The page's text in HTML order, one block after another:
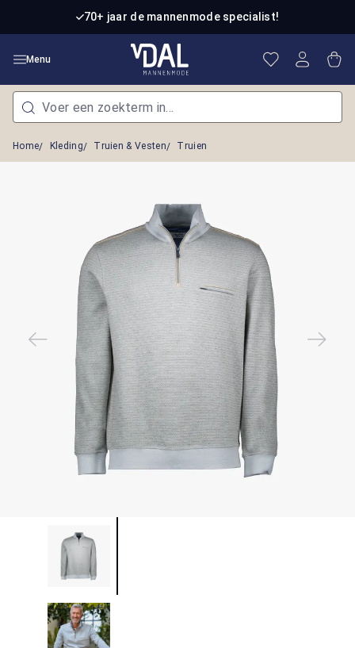
Ga naar de hoofdinhoud70+ jaar de mannenmode specialist!
Menu Je hebt 0
Home Kleding Truien & Vesten Truien